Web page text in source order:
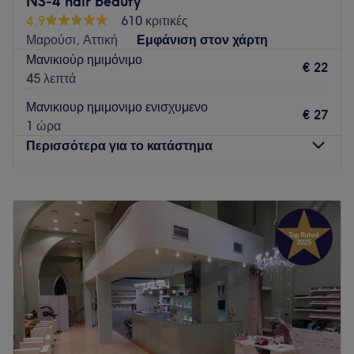
4,9
610 κριτικές
Μαρούσι, Αττική
Εμφάνιση στον χάρτη
Μανικιούρ ημιμόνιμο
45 λεπτά
€ 22
Μανικιουρ ημιμονιμο ενισχυμενο
1 ώρα
€ 27
Περισσότερα για το κατάστημα
Τρίτη
20:00
Τετάρτη
11:00 –18:00
Πέμπτη
10:00 –20:00
Παρασκευή
10:00–20:00
Σάββατο
09:00– 17:00
Κυριακή
Κλειστό
Crafted by S. Nase, NS-4 Athens explores the creative